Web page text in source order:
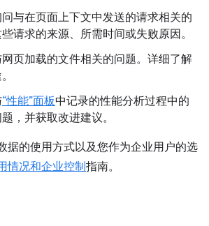
与在页面上下文中发送的请求相关的
请求的来源、所需时间或失败原因。
页加载的文件相关的问题。详细了解
“性能”面板中记录的性能分析过程中的
，并获取改进建议。
据的使用方式以及您作为企业用户的选
情况和企业控制指南。